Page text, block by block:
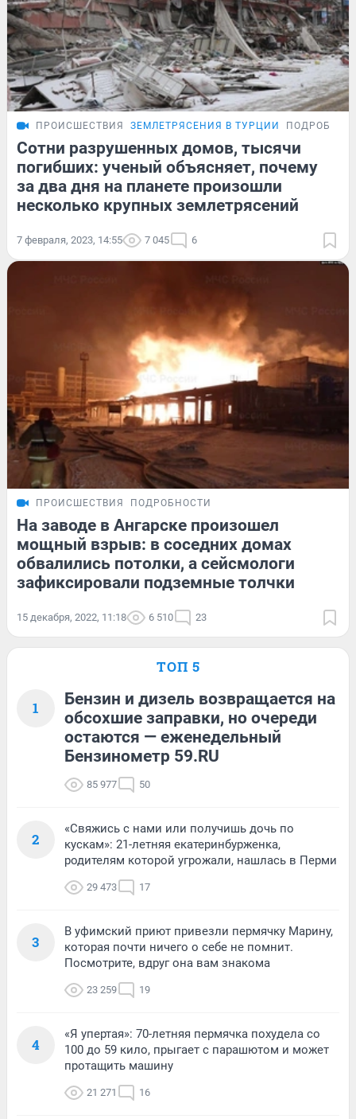
ПРОИСШЕСТВИЯ ЗЕМЛЕТРЯСЕНИЯ В ТУРЦИИ
Сотни разрушенных домов, тысячи
погибших: ученый объясняет, почему
за два дня на планете произошли
несколько крупных землетрясений
7 февраля, 2023, 14:55 7 045 6
ПРОИСШЕСТВИЯ ПОДРОБНОСТИ
На заводе в Ангарске произошел
мощный взрыв: в соседних домах
обвалились потолки, а сейсмологи
зафиксировали подземные толчки
15 декабря, 2022, 11:18 6 510 23
ТОП 5
1
Бензин и дизель возвращается на
обсохшие заправки, но очереди
остаются — еженедельный
Бензинометр 59.RU
85 977 50
2
«Свяжись с нами или получишь дочь по
кускам»: 21-летняя екатеринбурженка,
родителям которой угрожали, нашлась в Перми
29 473 17
3
В уфимский приют привезли пермячку Марину,
которая почти ничего о себе не помнит.
Посмотрите, вдруг она вам знакома
23 259 19
4
«Я упертая»: 70-летняя пермячка похудела со
100 до 59 кило, прыгает с парашютом и может
протащить машину
21 271 16